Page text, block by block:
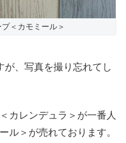
＜カモミール＞
が、写真を撮り忘れてし
カレンデュラ＞が一番人
ル＞が売れております。